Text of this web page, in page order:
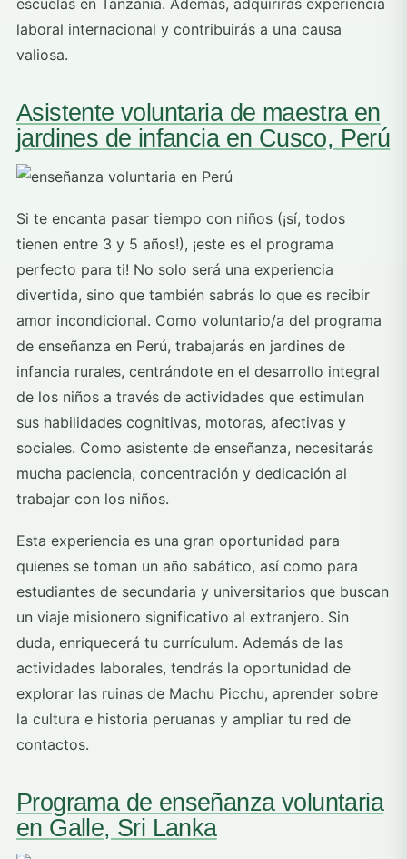
escuelas en Tanzania. Además, adquirirás experiencia
laboral internacional y contribuirás a una causa
valiosa.
Asistente voluntaria de maestra en
jardines de infancia en Cusco, Perú
Si te encanta pasar tiempo con niños (¡sí, todos
tienen entre 3 y 5 años!), ¡este es el programa
perfecto para ti! No solo será una experiencia
divertida, sino que también sabrás lo que es recibir
amor incondicional. Como voluntario/a del programa
de enseñanza en Perú, trabajarás en jardines de
infancia rurales, centrándote en el desarrollo integral
de los niños a través de actividades que estimulan
sus habilidades cognitivas, motoras, afectivas y
sociales. Como asistente de enseñanza, necesitarás
mucha paciencia, concentración y dedicación al
trabajar con los niños.
Esta experiencia es una gran oportunidad para
quienes se toman un año sabático, así como para
estudiantes de secundaria y universitarios que buscan
un viaje misionero significativo al extranjero. Sin
duda, enriquecerá tu currículum. Además de las
actividades laborales, tendrás la oportunidad de
explorar las ruinas de Machu Picchu, aprender sobre
la cultura e historia peruanas y ampliar tu red de
contactos.
Programa de enseñanza voluntaria
en Galle, Sri Lanka